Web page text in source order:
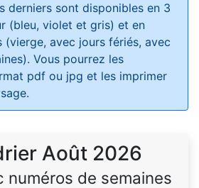
derniers sont disponibles en 3
(bleu, violet et gris) et en
(vierge, avec jours fériés, avec
. Vous pourrez les
pdf ou jpg et les imprimer
Août 2026
numéros de semaines